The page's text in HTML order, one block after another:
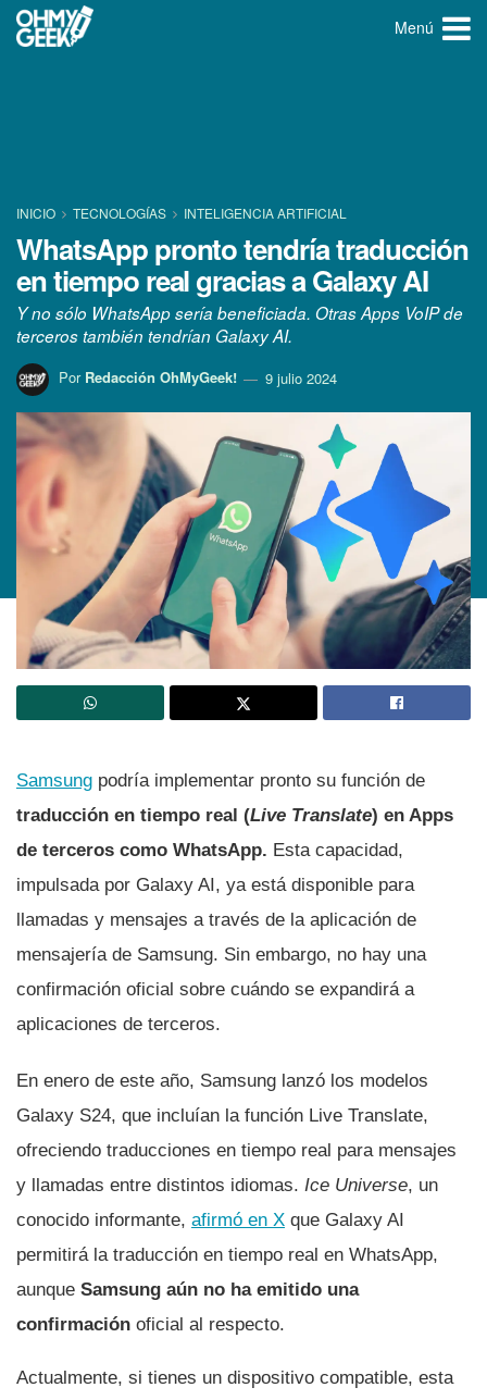
Menú
INICIO TECNOLOGÍ­AS INTELIGENCIA ARTIFICIAL
WhatsApp pronto tendría traducción
en tiempo real gracias a Galaxy AI
Y no sólo WhatsApp sería beneficiada. Otras Apps VoIP de
terceros también tendrían Galaxy AI.
Por Redacción OhMyGeek! 9 julio 2024
Samsung podría implementar pronto su función de
traducción en tiempo real (Live Translate) en Apps
de terceros como WhatsApp. Esta capacidad,
impulsada por Galaxy AI, ya está disponible para
llamadas y mensajes a través de la aplicación de
mensajería de Samsung. Sin embargo, no hay una
confirmación oficial sobre cuándo se expandirá a
aplicaciones de terceros.
En enero de este año, Samsung lanzó los modelos
Galaxy S24, que incluían la función Live Translate,
ofreciendo traducciones en tiempo real para mensajes
y llamadas entre distintos idiomas. Ice Universe, un
conocido informante, afirmó en X que Galaxy AI
permitirá la traducción en tiempo real en WhatsApp,
aunque Samsung aún no ha emitido una
confirmación oficial al respecto.
Actualmente, si tienes un dispositivo compatible, esta